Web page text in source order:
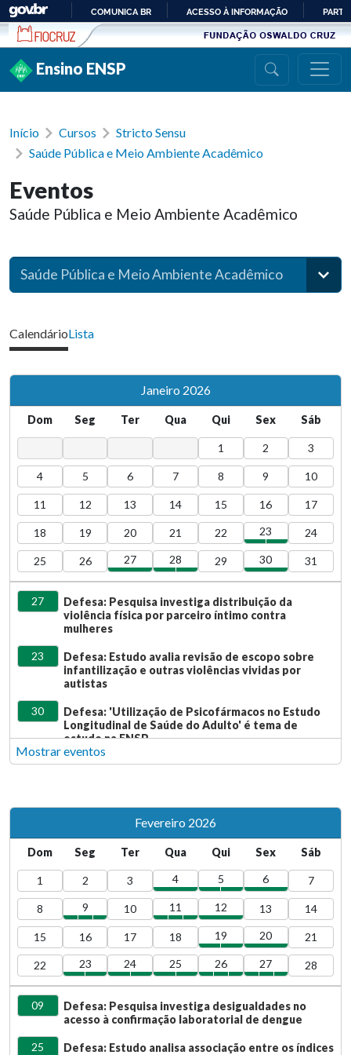
Ir para conteúdo
PARA
COMUNICA BR ACESSO À INFORMAÇÃO
Ensino ENSP
Início Cursos
Stricto Sensu
Saúde Pública e Meio Ambiente Acadêmico
Eventos
Saúde Pública e Meio Ambiente Acadêmico
Saúde Pública e Meio Ambiente Acadêmico
CalendárioLista
Janeiro 2026
Dom Seg Ter Qua Qui Sex Sáb
1 2 3
4 5 6 7 8 9 10
11 12 13 14 15 16 17
18 19 20 21 22 23 24
25 26 27 28 29 30 31
27
Defesa: Pesquisa investiga distribuição da
violência física por parceiro íntimo contra
mulheres
23
Defesa: Estudo avalia revisão de escopo sobre
infantilização e outras violências vividas por
autistas
30
Defesa: 'Utilização de Psicofármacos no Estudo
Longitudinal de Saúde do Adulto' é tema de
estudo na ENSP
28
Defesa: Estudo investiga adequação da
28
Defesa: Cobertura vacinal infantil na Amazônia
Legal Brasileira é tema de pesquisa na ENSP
23
Defesa: Pesquisa analisa utilização da Plataforma
Fevereiro 2026
Dom Seg Ter Qua Qui Sex Sáb
1 2 3 4 5 6 7
8 9 10 11 12 13 14
15 16 17 18 19 20 21
22 23 24 25 26 27 28
09
Defesa: Pesquisa investiga desigualdades no
acesso à confirmação laboratorial de dengue
25
Defesa: Estudo analisa associação entre os índices